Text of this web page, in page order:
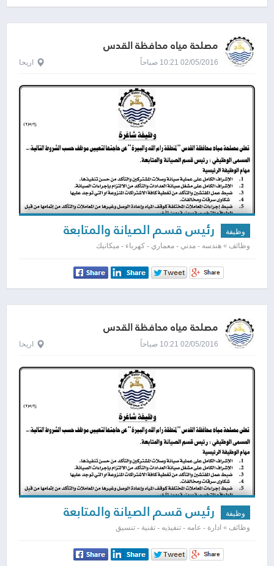
مصلحة مياه محافظة القدس
02/05/2016 10:21 صباحاً اريحا
وظيفة رئيس قسم الصيانة والمتابعة
وظائف » هندسه - مدني - معماري - كهرباء - ميكانيك
مصلحة مياه محافظة القدس
02/05/2016 10:21 صباحاً اريحا
وظيفة رئيس قسم الصيانة والمتابعة
وظائف » ادارة - عامه - تنفيذيه - تقنية - تنسيق